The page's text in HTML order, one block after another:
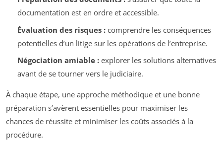
documentation est en ordre et accessible.
Évaluation des risques :comprendre les conséquences
potentielles d’un litige sur les opérations de l’entreprise.
Négociation amiable :explorer les solutions alternatives
avant de se tourner vers le judiciaire.
À chaque étape, une approche méthodique et une bonne
préparation s’avèrent essentielles pour maximiser les
chances de réussite et minimiser les coûts associés à la
procédure.